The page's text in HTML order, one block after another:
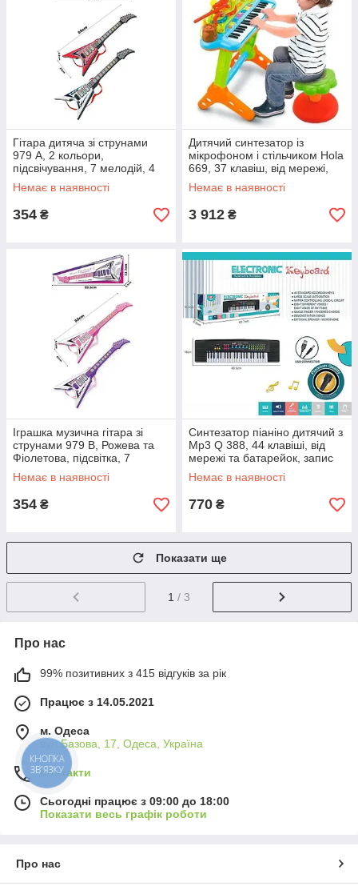
Гітара дитяча зі струнами
979 A, 2 кольори,
підсвічування, 7 мелодій, 4
струни, від батарейок
Немає в наявності
354 ₴
Дитячий синтезатор із
мікрофоном і стільчиком Hola
669, 37 клавіш, від мережі,
дитячий піаніно-синтезатор
Немає в наявності
3 912 ₴
Іграшка музична гітара зі
струнами 979 B, Рожева та
Фіолетова, підсвітка, 7
мелодій, 4 струни
Немає в наявності
354 ₴
Синтезатор піаніно дитячий з
Mp3 Q 388, 44 клавіші, від
мережі та батарейок, запис
звуку, з мікрофоном
Немає в наявності
770 ₴
Показати ще
1 / 3
Про нас
99% позитивних з 415 відгуків за рік
Працює з 14.05.2021
м. Одеса
вул.Базова, 17, Одеса, Україна
Контакти
Сьогодні працює з 09:00 до 18:00
Показати весь графік роботи
Про нас
КНОПКА
ЗВ'ЯЗКУ